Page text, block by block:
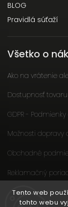
Tento web
tohto webu
BLOG
Pravidlá súťaží
Všetko o
Ako na vrátenie
Dostupnosť
GDPR -
Možnosti dopravy
Obchodné
Reklamačný
Slow fashion